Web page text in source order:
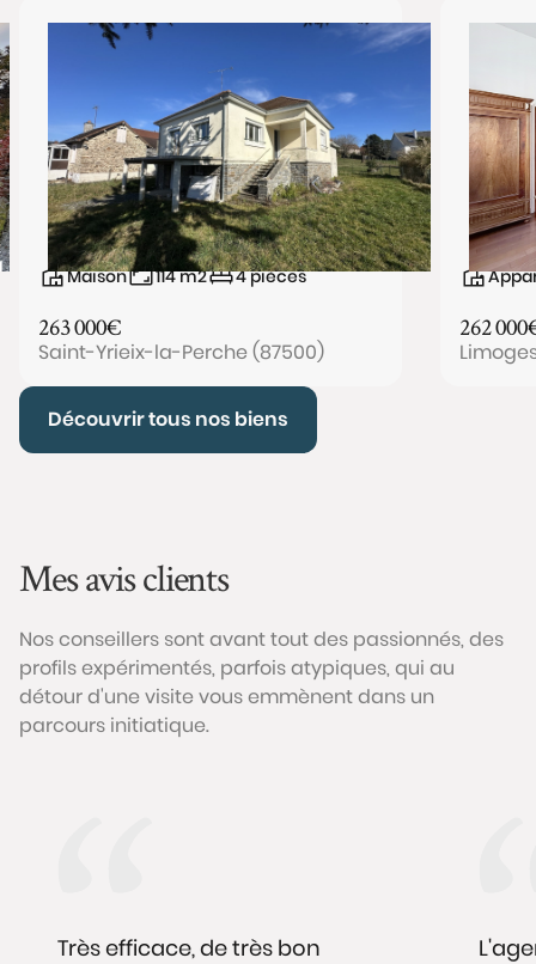
Maison 114m2 4pièces
263 000€
Saint-Yrieix-la-Perche (87500)
262 000
Découvrir tous nos biens
Mes avis clients
Nos conseillers sont avant tout des passionnés, des
profils expérimentés, parfois atypiques, qui au
détour d'une visite vous emmènent dans un
parcours initiatique.
Très efficace, de très bon